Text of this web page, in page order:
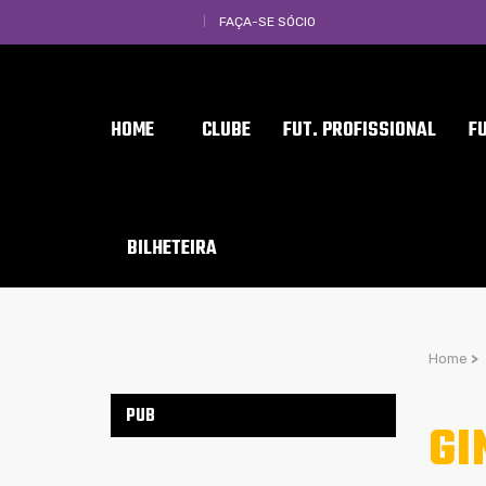
FAÇA-SE SÓCIO
HOME CLUBE FUT. PROFISSIONAL
BILHETEIRA
Home >
PUB